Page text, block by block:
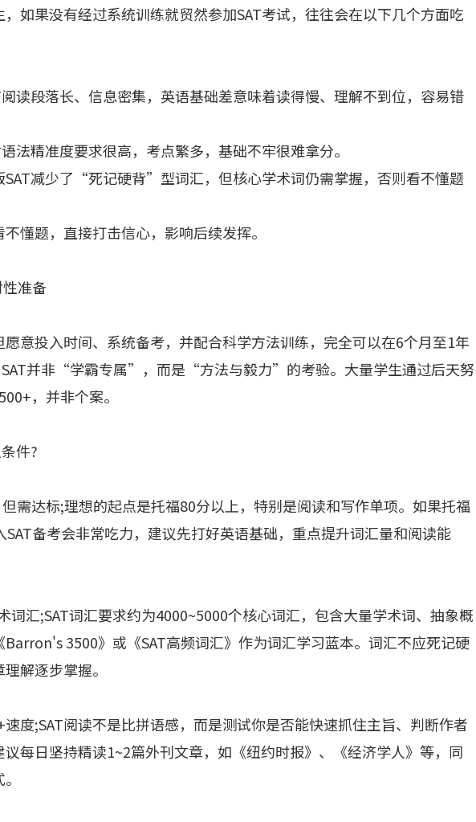
如果没有经过系统训练就贸然参加SAT考试，往往会在以下几个方面吃
读段落长、信息密集，英语基础差意味着读得慢、理解不到位，容易错
法精准度要求很高，考点繁多，基础不牢很难拿分。
减少了“死记硬背”型词汇，但核心学术词仍需掌握，否则看不懂题
懂题，直接打击信心，影响后续发挥。
准备
意投入时间、系统备考，并配合科学方法训练，完全可以在6个月至1年
SAT并非“学霸专属”，而是“方法与毅力”的考验。大量学生通过后天努
，并非个案。
件?
需达标;理想的起点是托福80分以上，特别是阅读和写作单项。如果托福
备考会非常吃力，建议先打好英语基础，重点提升词汇量和阅读能
词汇;SAT词汇要求约为4000~5000个核心词汇，包含大量学术词、抽象概
3500》或《SAT高频词汇》作为词汇学习蓝本。词汇不应死记硬
解逐步掌握。
度;SAT阅读不是比拼语感，而是测试你是否能快速抓住主旨、判断作者
每日坚持精读1~2篇外刊文章，如《纽约时报》、《经济学人》等，同